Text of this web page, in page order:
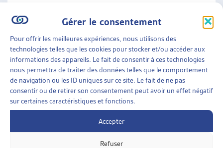
Gérer le consentement
Pour offrir les meilleures expériences, nous utilisons des
technologies telles que les cookies pour stocker et/ou accéder aux
informations des appareils. Le fait de consentir à ces technologies
nous permettra de traiter des données telles que le comportement
de navigation ou les ID uniques sur ce site. Le fait de ne pas
consentir ou de retirer son consentement peut avoir un effet négatif
sur certaines caractéristiques et fonctions.
Accepter
Refuser
Droits de l'enfant
FAMILLES»ENFANCE»DROITS DE L’ENFANT
LE PROFESSIONNEL, LES PARENTS ET L’ENFANT,
FACE AU REMUE-MÉNAGE DE LA SÉPARATION
CONJUGALE
Genviève Monnoye, sept. 2005